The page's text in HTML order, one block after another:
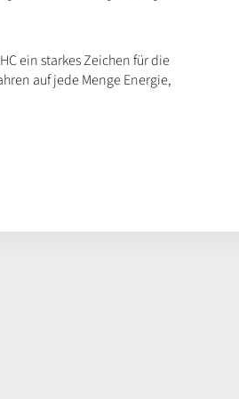
ein starkes Zeichen für die
auf jede Menge Energie,